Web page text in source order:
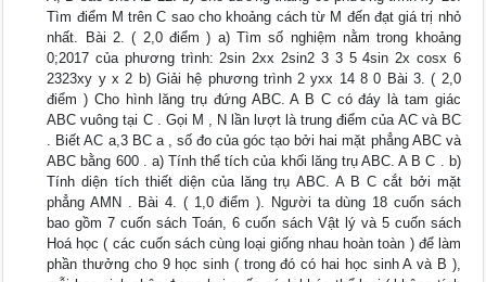
Tìm điểm M trên C sao cho khoảng cách từ M đến đạt giá trị nhỏ
nhất. Bài 2. ( 2,0 điểm ) a) Tìm số nghiệm nằm trong khoảng
0;2017 của phương trình: 2sin 2xx 2sin2 3 3 5 4sin 2x cosx 6
2323xy y x 2 b) Giải hệ phương trình 2 yxx 14 8 0 Bài 3. ( 2,0
điểm ) Cho hình lăng trụ đứng ABC. A B C có đáy là tam giác
ABC vuông tại C . Gọi M , N lần lượt là trung điểm của AC và BC
. Biết AC a,3 BC a , số đo của góc tạo bởi hai mặt phẳng ABC và
ABC bằng 600 . a) Tính thể tích của khối lăng trụ ABC. A B C . b)
Tính diện tích thiết diện của lăng trụ ABC. A B C cắt bởi mặt
phẳng AMN . Bài 4. ( 1,0 điểm ). Người ta dùng 18 cuốn sách
bao gồm 7 cuốn sách Toán, 6 cuốn sách Vật lý và 5 cuốn sách
Hoá học ( các cuốn sách cùng loại giống nhau hoàn toàn ) để làm
phần thưởng cho 9 học sinh ( trong đó có hai học sinh A và B ),